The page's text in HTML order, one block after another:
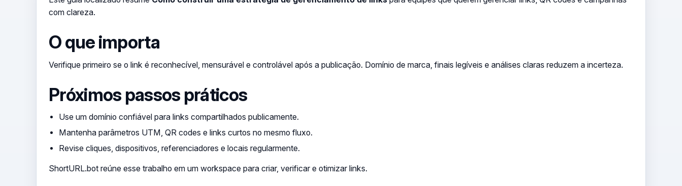
com clareza.
O que importa
Verifique primeiro se o link é reconhecível, mensurável e controlável após a publicação. Domínio de marca, finais legíveis e análises claras reduzem a incerteza.
Próximos passos práticos
Use um domínio confiável para links compartilhados publicamente.
Mantenha parâmetros UTM, QR codes e links curtos no mesmo fluxo.
Revise cliques, dispositivos, referenciadores e locais regularmente.
ShortURL.bot reúne esse trabalho em um workspace para criar, verificar e otimizar links.